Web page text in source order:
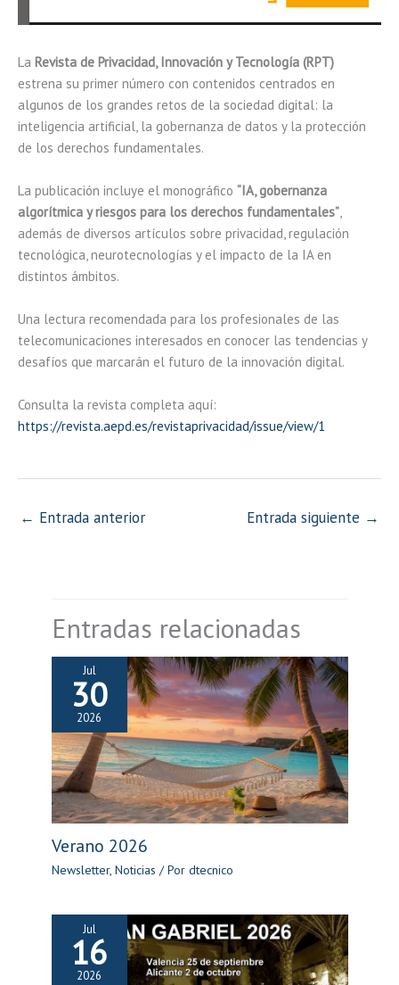
La Revista de Privacidad, Innovación y Tecnología (RPT)
estrena su primer número con contenidos centrados en
algunos de los grandes retos de la sociedad digital: la
inteligencia artificial, la gobernanza de datos y la protección
de los derechos fundamentales.
La publicación incluye el monográfico “IA, gobernanza
algorítmica y riesgos para los derechos fundamentales”
además de diversos artículos sobre privacidad, regulación
tecnológica, neurotecnologías y el impacto de la IA en
distintos ámbitos.
Una lectura recomendada para los profesionales de las
telecomunicaciones interesados en conocer las tendencias y
desafíos que marcarán el futuro de la innovación digital.
Consulta la revista completa aquí:
https://revista.aepd.es/revistaprivacidad/issue/view/1
← Entrada anterior Entrada siguiente →
Entradas relacionadas
Jul
30
2026
Verano 2026
Newsletter, Noticias / Por dtecnico
Jul
16
2026